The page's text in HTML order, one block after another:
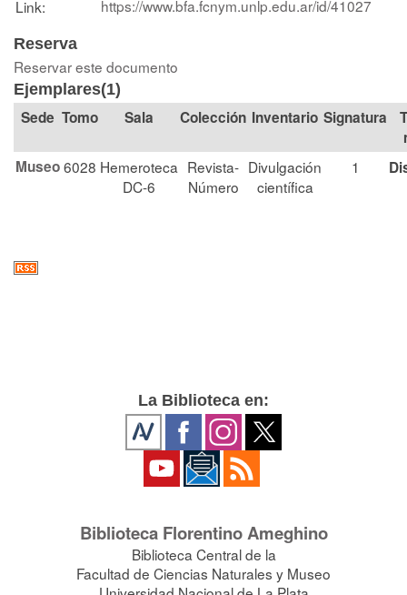
Link:
https://www.bfa.fcnym.unlp.edu.ar/id/41027
Reserva
Reservar este documento
Ejemplares(1)
Tomo Sala Colección Signatura
Museo6028 Hemeroteca
DC-6
Revista-
Número
Divulgación
científica
1
La Biblioteca en:
Biblioteca Florentino Ameghino
Biblioteca Central de la
Facultad de Ciencias Naturales y Museo